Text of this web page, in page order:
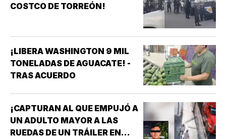
COSTCO DE TORREÓN!
¡LIBERA WASHINGTON 9 MIL
TONELADAS DE AGUACATE! -
TRAS ACUERDO
¡CAPTURAN AL QUE EMPUJÓ A
UN ADULTO MAYOR A LAS
RUEDAS DE UN TRÁILER EN